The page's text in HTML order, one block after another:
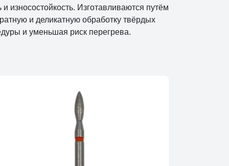
износостойкость. Изготавливаются путём
и деликатную обработку твёрдых
и уменьшая риск перегрева.